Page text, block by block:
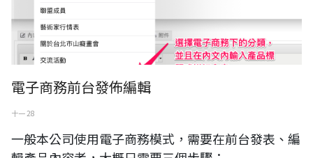
電子商務前台發佈編輯
十一 28
一般本公司使用電子商務模式，需要在前台發表、編